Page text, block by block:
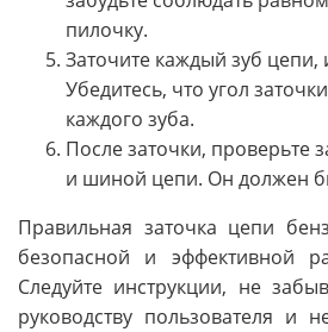
пилочку.
Заточите каждый зуб
Убедитесь, что угол
каждого зуба.
После заточки, проверьте
и шиной цепи. Он должен
Правильная заточка цепи
безопасной и эффективной
Следуйте инструкции, не
руководству пользователя и